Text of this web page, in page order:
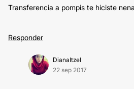
Transferencia a pompis te hiciste
Responder
DianaItzel
22 sep 2017